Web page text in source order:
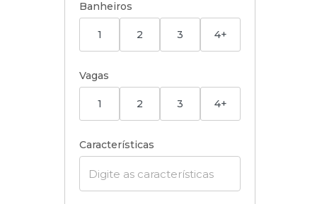
Banheiros
1 2 3 4+
Vagas
1 2 3 4+
Características